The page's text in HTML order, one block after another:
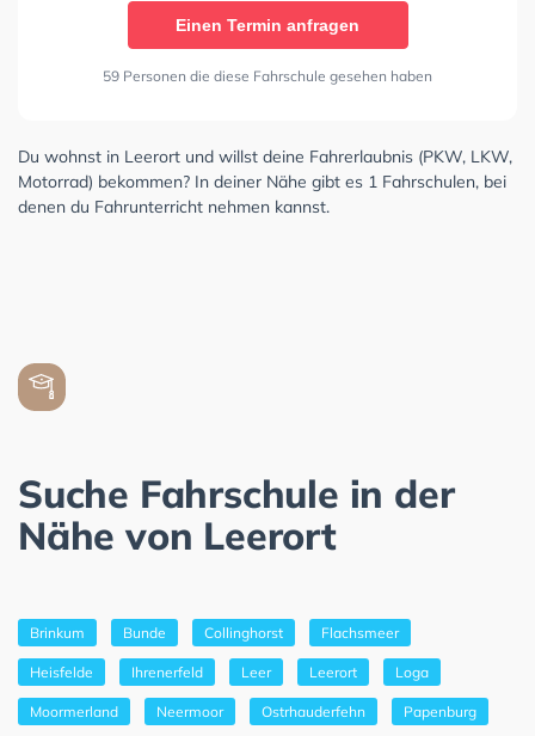
Einen Termin anfragen
59 Personen die diese Fahrschule gesehen haben
Du wohnst in Leerort und willst deine Fahrerlaubnis (PKW, LKW,
Motorrad) bekommen? In deiner Nähe gibt es 1 Fahrschulen, bei
denen du Fahrunterricht nehmen kannst.
Suche Fahrschule in der
Nähe von Leerort
Brinkum Bunde Collinghorst Flachsmeer
Heisfelde Ihrenerfeld Leer Leerort Loga
Moormerland Neermoor Ostrhauderfehn Papenburg